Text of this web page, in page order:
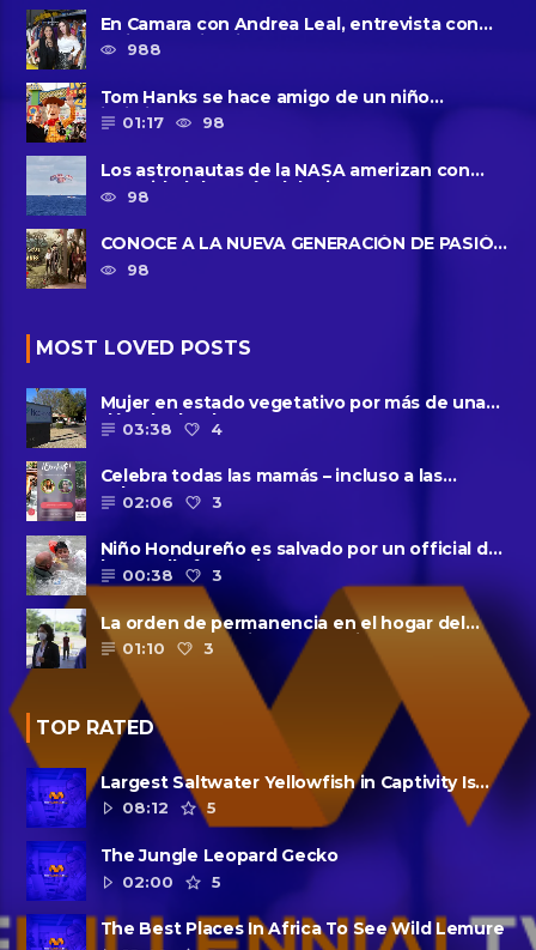
En Camara con Andrea Leal, entrevista con
Majo Cornejo, Cirque Du ......
988
Tom Hanks se hace amigo de un niño
intimidado de 8 años llamado ......
01:17 98
Los astronautas de la NASA amerizan con
seguridad después del primer ......
98
CONOCE A LA NUEVA GENERACIÓN DE PASIÓN
DE GAVILANES II
98
MOST LOVED POSTS
Mujer en estado vegetativo por más de una
década da a luz en un ......
03:38 4
Celebra todas las mamás – incluso a las
solteras – con ......
02:06 3
Niño Hondureño es salvado por un official de
la patrulla fronteriza
00:38 3
La orden de permanencia en el hogar del
condado de Harris se extendió......
01:10 3
TOP RATED
Largest Saltwater Yellowfish in Captivity Is
Dead08:12 5
The Jungle Leopard Gecko
02:00
5
The Best Places In Africa To See Wild Lemure